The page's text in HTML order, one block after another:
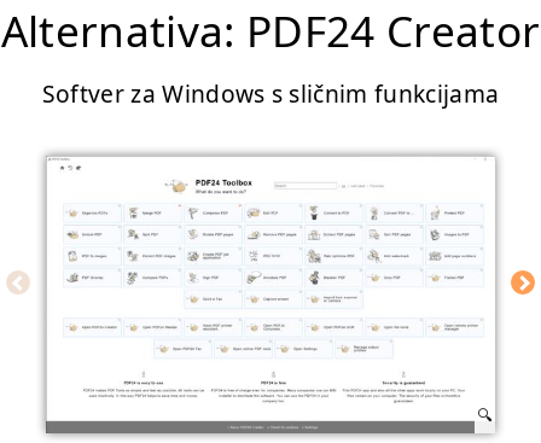
Alternativa: PDF24 Creator
Softver za Windows s sličnim funkcijama